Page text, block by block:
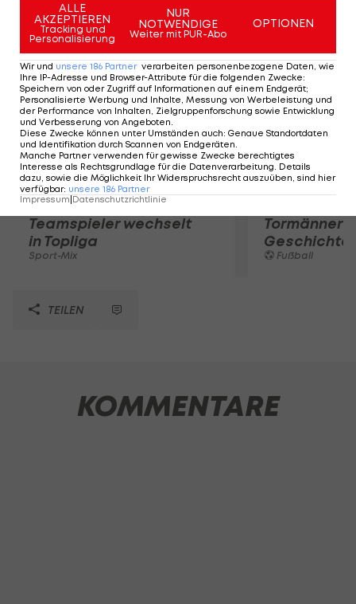
Mehr zum Thema
Karrieresprung! ÖVV-
Teamspieler wechselt
in Topliga
Sport-Mix
Tormänner
Geschichte
Fußball
TEILEN
KOMMENTARE
ALLE
AKZEPTIEREN
Tracking und
Personalisierung
NUR
NOTWENDIGE
Weiter mit PUR-Abo
OPTIONEN
Wir und unsere 186 Partner verarbeiten personenbezogene Daten, wie
Ihre IP-Adresse und Browser-Attribute für die folgenden Zwecke:
Speichern von oder Zugriff auf Informationen auf einem Endgerät;
Personalisierte Werbung und Inhalte, Messung von Werbeleistung und
der Performance von Inhalten, Zielgruppenforschung sowie Entwicklung
und Verbesserung von Angeboten.
Diese Zwecke können unter Umständen auch: Genaue Standortdaten
und Identifikation durch Scannen von Endgeräten.
Manche Partner verwenden für gewisse Zwecke berechtigtes
Interesse als Rechtsgrundlage für die Datenverarbeitung. Details
dazu, sowie die Möglichkeit Ihr Widerspruchsrecht auszuüben, sind hier
verfügbar: unsere 186 Partner
Impressum Datenschutzrichtlinie